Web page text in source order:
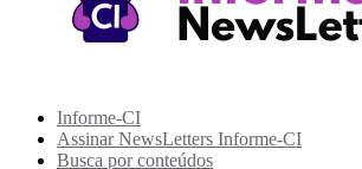
Informe-CI
Assinar NewsLetters Informe-CI
Busca por conteúdos